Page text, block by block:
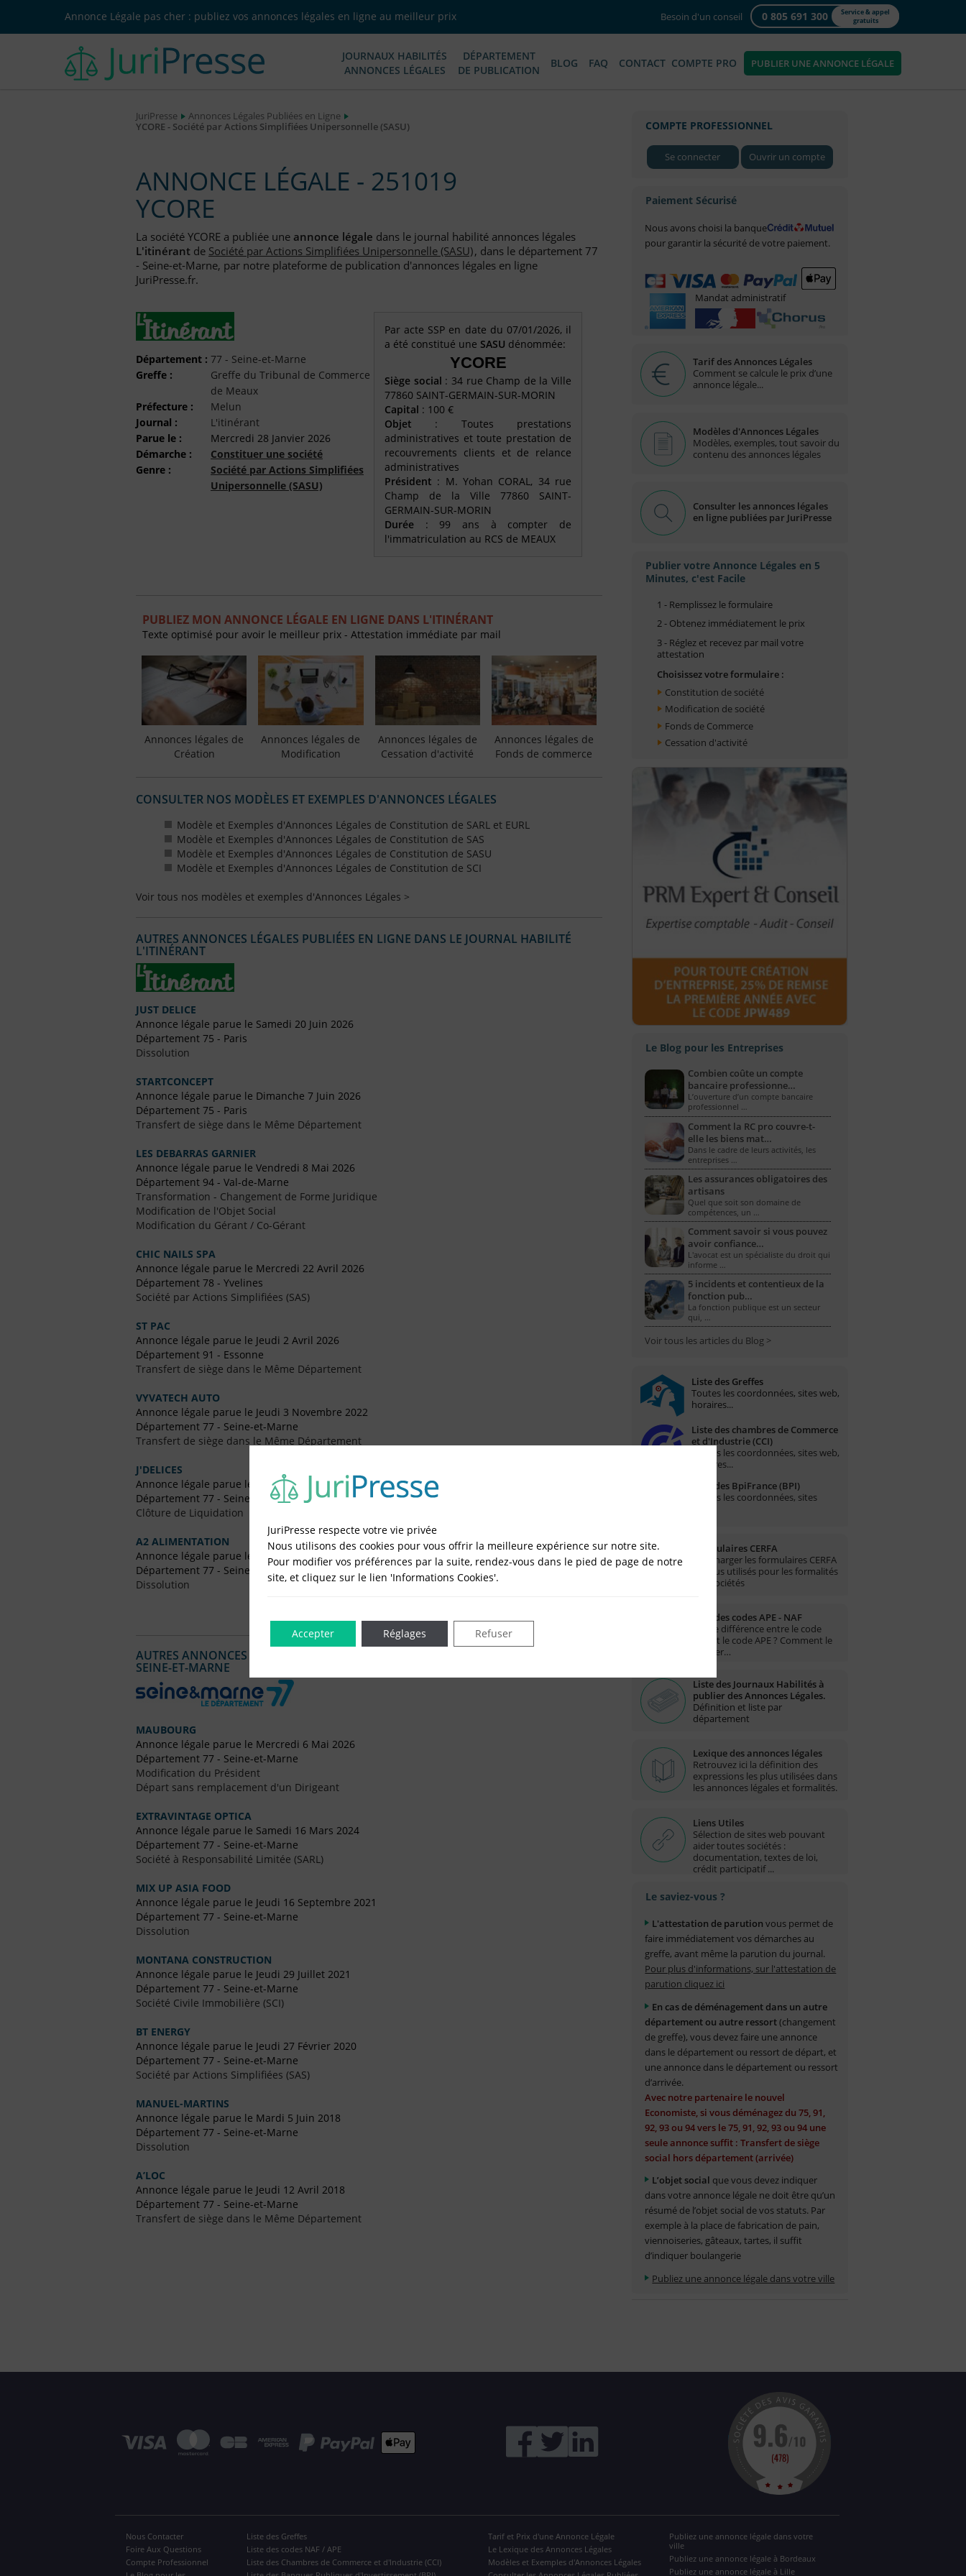
Annonce Légale pas cher : publiez vos annonces légales en ligne au meilleur prix Besoin d'un conseil 0 805 691 300
Service & appel
gratuits
JOURNAUX HABILITÉS
ANNONCES LÉGALES
DÉPARTEMENT
DE PUBLICATION
BLOG FAQ CONTACT COMPTE PRO PUBLIER UNE ANNONCE LÉGALE
JuriPresse
Annonces Légales Publiées en Ligne
YCORE - Société par Actions Simplifiées Unipersonnelle (SASU)
ANNONCE LÉGALE - 251019
YCORE
La société YCORE a publiée une annonce légale dans le journal habilité annonces légales
L'itinérant de Société par Actions Simplifiées Unipersonnelle (SASU), dans le département 77
- Seine-et-Marne, par notre plateforme de publication d'annonces légales en ligne
JuriPresse.fr.
Département : 77 - Seine-et-Marne
Greffe :
Greffe du Tribunal de Commerce
de Meaux
Préfecture :
Melun
Journal :
L'itinérant
Parue le :
Mercredi 28 Janvier 2026
Démarche :
Constituer une société
Genre :
Société par Actions Simplifiées
Unipersonnelle (SASU)
Par acte SSP en date du 07/01/2026, il
a été constitué une SASU dénommée:
YCORE
Siège social : 34 rue Champ de la Ville
77860 SAINT-GERMAIN-SUR-MORIN
Capital : 100 €
Objet : Toutes prestations
administratives et toute prestation de
recouvrements clients et de relance
administratives
Président : M. Yohan CORAL, 34 rue
Champ de la Ville 77860 SAINT-
GERMAIN-SUR-MORIN
Durée : 99 ans à compter de
l'immatriculation au RCS de MEAUX
PUBLIEZ MON ANNONCE LÉGALE EN LIGNE DANS L'ITINÉRANT
Texte optimisé pour avoir le meilleur prix - Attestation immédiate par mail
Annonces légales de
Création
Annonces légales de
Modification
Annonces légales de
Cessation d'activité
Annonces légales de
Fonds de commerce
CONSULTER NOS MODÈLES ET EXEMPLES D'ANNONCES LÉGALES
Modèle et Exemples d'Annonces Légales de Constitution de SARL et EURL
Modèle et Exemples d'Annonces Légales de Constitution de SAS
Modèle et Exemples d'Annonces Légales de Constitution de SASU
Modèle et Exemples d'Annonces Légales de Constitution de SCI
Voir tous nos modèles et exemples d'Annonces Légales >
AUTRES ANNONCES LÉGALES PUBLIÉES EN LIGNE DANS LE JOURNAL HABILITÉ
L'ITINÉRANT
JUST DELICE
Annonce légale parue le Samedi 20 Juin 2026
Département 75 - Paris
Dissolution
STARTCONCEPT
Annonce légale parue le Dimanche 7 Juin 2026
Département 75 - Paris
Transfert de siège dans le Même Département
LES DEBARRAS GARNIER
Annonce légale parue le Vendredi 8 Mai 2026
Département 94 - Val-de-Marne
Transformation - Changement de Forme Juridique
Modification de l'Objet Social
Modification du Gérant / Co-Gérant
CHIC NAILS SPA
Annonce légale parue le Mercredi 22 Avril 2026
Département 78 - Yvelines
Société par Actions Simplifiées (SAS)
ST PAC
Annonce légale parue le Jeudi 2 Avril 2026
Département 91 - Essonne
Transfert de siège dans le Même Département
VYVATECH AUTO
Annonce légale parue le Jeudi 3 Novembre 2022
Département 77 - Seine-et-Marne
Transfert de siège dans le Même Département
J'DELICES
Annonce légale parue le Jeudi 31 Janvier 2019
Département 77 - Seine-et-Marne
Clôture de Liquidation
A2 ALIMENTATION
Annonce légale parue le Jeudi 29 Novembre 2018
Département 77 - Seine-et-Marne
Dissolution
AUTRES ANNONCES LÉGALES PUBLIÉES EN LIGNE DANS LE DÉPARTEMENT DU 77 -
SEINE-ET-MARNE
MAUBOURG
Annonce légale parue le Mercredi 6 Mai 2026
Département 77 - Seine-et-Marne
Modification du Président
Départ sans remplacement d'un Dirigeant
EXTRAVINTAGE OPTICA
Annonce légale parue le Samedi 16 Mars 2024
Département 77 - Seine-et-Marne
Société à Responsabilité Limitée (SARL)
MIX UP ASIA FOOD
Annonce légale parue le Jeudi 16 Septembre 2021
Département 77 - Seine-et-Marne
Dissolution
MONTANA CONSTRUCTION
Annonce légale parue le Jeudi 29 Juillet 2021
Département 77 - Seine-et-Marne
Société Civile Immobilière (SCI)
BT ENERGY
Annonce légale parue le Jeudi 27 Février 2020
Département 77 - Seine-et-Marne
Société par Actions Simplifiées (SAS)
MANUEL-MARTINS
Annonce légale parue le Mardi 5 Juin 2018
Département 77 - Seine-et-Marne
Dissolution
A’LOC
Annonce légale parue le Jeudi 12 Avril 2018
Département 77 - Seine-et-Marne
Transfert de siège dans le Même Département
COMPTE PROFESSIONNEL
Se connecter Ouvrir un compte
Paiement Sécurisé
Nous avons choisi la banque
pour garantir la sécurité de votre paiement.
Mandat administratif
Tarif des Annonces Légales
Comment se calcule le prix d’une
annonce légale...
Modèles d'Annonces Légales
Modèles, exemples, tout savoir du
contenu des annonces légales
Consulter les annonces légales
en ligne publiées par JuriPresse
Publier votre Annonce Légales en 5
Minutes, c'est Facile
1 - Remplissez le formulaire
2 - Obtenez immédiatement le prix
3 - Réglez et recevez par mail votre
attestation
Choisissez votre formulaire :
Constitution de société
Modification de société
Fonds de Commerce
Cessation d'activité
Le Blog pour les Entreprises
Combien coûte un compte
bancaire professionne…
L’ouverture d’un compte bancaire
professionnel …
Comment la RC pro couvre-t-
elle les biens mat…
Dans le cadre de leurs activités, les
entreprises …
Les assurances obligatoires des
artisans
Quel que soit son domaine de
compétences, un …
Comment savoir si vous pouvez
avoir confiance…
L'avocat est un spécialiste du droit qui
informe …
5 incidents et contentieux de la
fonction pub…
La fonction publique est un secteur
qui, …
Voir tous les articles du Blog >
Liste des Greffes
Toutes les coordonnées, sites web,
horaires...
Liste des chambres de Commerce
et d'Industrie (CCI)
Toutes les coordonnées, sites web,
horaires...
Liste des BpiFrance (BPI)
Toutes les coordonnées, sites
Formulaires CERFA
Télécharger les formulaires CERFA
les plus utilisés pour les formalités
des sociétés
Liste des codes APE - NAF
Quelle différence entre le code
NAF et le code APE ? Comment le
trouver…
Liste des Journaux Habilités à
publier des Annonces Légales.
Définition et liste par
département
Lexique des annonces légales
Retrouvez ici la définition des
expressions les plus utilisées dans
les annonces légales et formalités.
Liens Utiles
Sélection de sites web pouvant
aider toutes sociétés :
documentation, textes de loi,
crédit participatif ...
Le saviez-vous ?
L'attestation de parution vous permet de
faire immédiatement vos démarches au
greffe, avant même la parution du journal.
Pour plus d'informations, sur l'attestation de
parution cliquez ici
En cas de déménagement dans un autre
département ou autre ressort(changement
de greffe), vous devez faire une annonce
dans le département ou ressort de départ, et
une annonce dans le département ou ressort
d’arrivée.
Avec notre partenaire le nouvel
Economiste, si vous déménagez du 75, 91,
92, 93 ou 94 vers le 75, 91, 92, 93 ou 94 une
seule annonce suffit : Transfert de siège
social hors département (arrivée)
L’objet social que vous devez indiquer
dans votre annonce légale ne doit être qu’un
résumé de l’objet social de vos statuts. Par
exemple à la place de fabrication de pain,
viennoiseries, gâteaux, tartes, il suffit
d’indiquer boulangerie
Publiez une annonce légale dans votre ville
Nous Contacter
Foire Aux Questions
Compte Professionnel
Liste des Greffes
Liste des codes NAF / APE
Liste des Chambres de Commerce et d'Industrie (CCI)
Tarif et Prix d'une Annonce Légale
Le Lexique des Annonces Légales
Modèles et Exemples d'Annonces Légales
Publiez une annonce légale dans votre
ville
Publiez une annonce légale à Bordeaux
Publiez une annonce légale à Lille
JuriPresse respecte votre vie privée
Nous utilisons des cookies pour vous offrir la meilleure expérience sur notre site.
Pour modifier vos préférences par la suite, rendez-vous dans le pied de page de notre
site, et cliquez sur le lien 'Informations Cookies'.
Accepter Refuser
Réglages